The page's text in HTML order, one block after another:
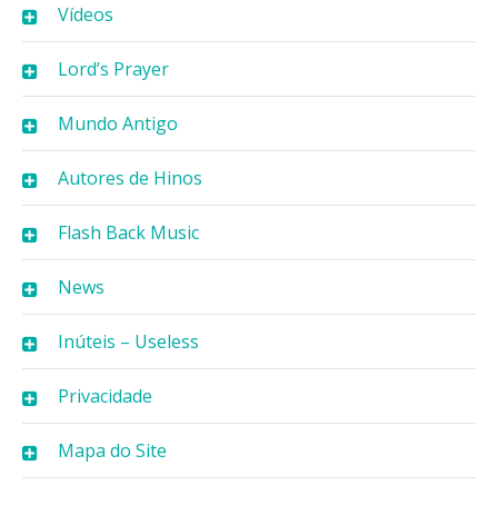
Vídeos
Lord’s Prayer
Mundo Antigo
Autores de Hinos
Flash Back Music
News
Inúteis – Useless
Privacidade
Mapa do Site